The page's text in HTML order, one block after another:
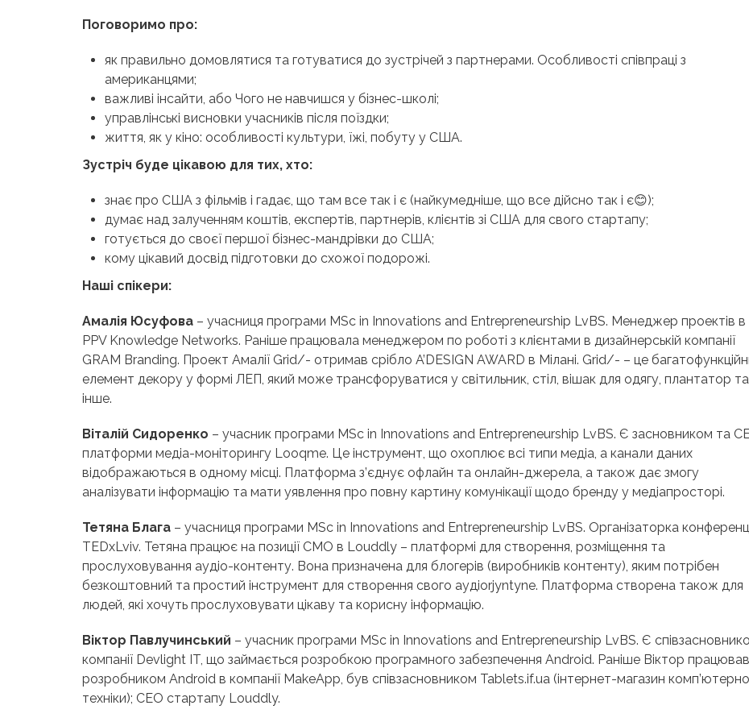
Поговоримо про:
як правильно домовлятися та готуватися до зустрічей з партнерами. Особливості співпраці з
американцями;
важливі інсайти, або Чого не навчишся у бізнес-школі;
управлінські висновки учасників після поїздки;
життя, як у кіно: особливості культури, їжі, побуту у США.
Зустріч буде цікавою для тих, хто:
знає про США з фільмів і гадає, що там все так і є (найкумедніше, що все дійсно так і є😊);
думає над залученням коштів, експертів, партнерів, клієнтів зі США для свого стартапу;
готується до своєї першої бізнес-мандрівки до США;
кому цікавий досвід підготовки до схожої подорожі.
Наші спікери:
Амалія Юсуфова – учасниця програми MSc in Innovations and Entrepreneurship LvBS. Менеджер проектів в
PPV Knowledge Networks. Раніше працювала менеджером по роботі з клієнтами в дизайнерській компанії
GRAM Branding. Проект Амалії Grid/- отримав срібло A’DESIGN AWARD в Мілані. Grid/- – це
елемент декору у формі ЛЕП, який може трансфоруватися у світильник, стіл, вішак для одягу, плантатор та
інше.
Віталій Сидоренко – учасник програми MSc in Innovations and Entrepreneurship LvBS. Є засновником та
платформи медіа-моніторингу Looqme. Це інструмент, що охоплює всі типи медіа, а канали даних
відображаються в одному місці. Платформа з’єднує офлайн та онлайн-джерела, а також дає змогу
аналізувати інформацію та мати уявлення про повну картину комунікації щодо бренду у медіапросторі.
Тетяна Блага – учасниця програми MSc in Innovations and Entrepreneurship LvBS. Організаторка
TEDxLviv. Тетяна працює на позиції CМО в Louddly – платформі для створення, розміщення та
прослуховування аудіо-контенту. Вона призначена для блогерів (виробників контенту), яким потрібен
безкоштовний та простий інструмент для створення свого аудіоrjyntyne. Платформа створена також для
людей, які хочуть прослуховувати цікаву та корисну інформацію.
Віктор Павлучинський – учасник програми MSc in Innovations and Entrepreneurship LvBS. Є
компанії Devlight IT, що займається розробкою програмного забезпечення Android. Раніше Віктор працював
розробником Android в компанії MakeApp, був співзасновником Tablets.if.ua (інтернет-магазин
техніки); СЕО стартапу Louddly.